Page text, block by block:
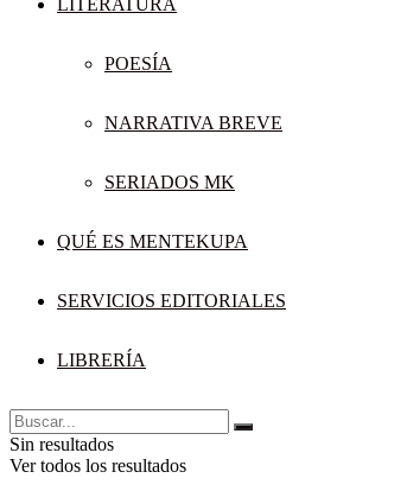
POESÍA
NARRATIVA BREVE
SERIADOS MK
QUÉ ES MENTEKUPA
SERVICIOS EDITORIALES
LIBRERÍA
Sin resultados
Ver todos los resultados